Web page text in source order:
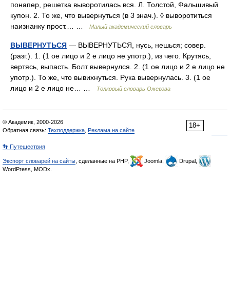
понапер, решетка выворотилась вся. Л. Толстой, Фальшивый
купон. 2. То же, что вывернуться (в 3 знач.). ◊ выворотиться
наизнанку прост.… …
Малый академический словарь
ВЫВЕРНУТЬСЯ — ВЫВЕРНУТЬСЯ, нусь, нешься; совер.
(разг.). 1. (1 ое лицо и 2 е лицо не употр.), из чего. Крутясь,
вертясь, выпасть. Болт вывернулся. 2. (1 ое лицо и 2 е лицо не
употр.). То же, что вывихнуться. Рука вывернулась. 3. (1 ое
лицо и 2 е лицо не… …
Толковый словарь Ожегова
18+
© Академик, 2000-2026
Обратная связь: Техподдержка Реклама на сайте
👣 Путешествия
Экспорт словарей на сайты , сделанные на PHP, Joomla,
Drupal,
WordPress, MODx.